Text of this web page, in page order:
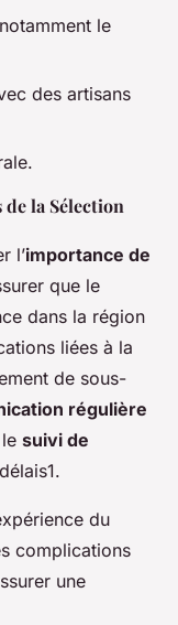
le
des artisans
de la Sélection
l’importance de
que le
dans la région
liées à la
de sous-
régulière
suivi de
du
complications
une